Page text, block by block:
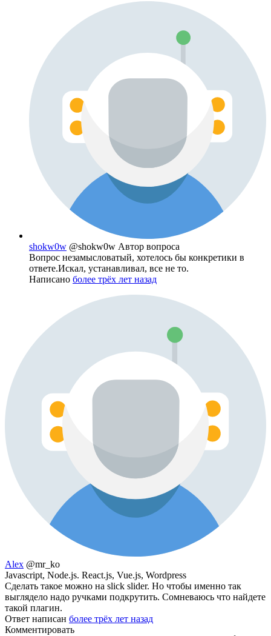
shokw0w @shokw0w Автор вопроса
Вопрос незамысловатый, хотелось бы конкретики в
ответе.Искал, устанавливал, все не то.
Написано более трёх лет назад
Alex @mr_ko
Javascript, Node.js. React.js, Vue.js, Wordpress
Сделать такое можно на slick slider. Но чтобы именно так
выглядело надо ручками подкрутить. Сомневаюсь что найдете
такой плагин.
Ответ написан более трёх лет назад
Комментировать